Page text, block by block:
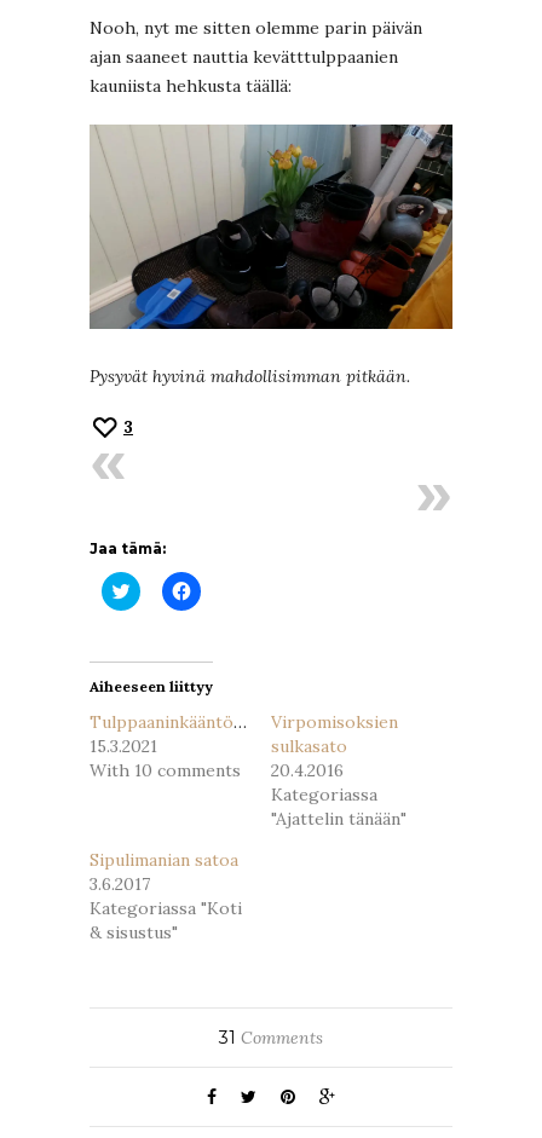
Nooh, nyt me sitten olemme parin päivän
ajan saaneet nauttia kevätttulppaanien
kauniista hehkusta täällä:
Pysyvät hyvinä mahdollisimman pitkään.
3
Jaa tämä:
Jaa
Twitterissä(Avautuu
Jaa
Facebookissa(Avautuu
Aiheeseen liittyy
Tulppaaninkääntötemppu
15.3.2021
With 10 comments
Virpomisoksien
sulkasato
20.4.2016
Kategoriassa
"Ajattelin tänään"
Sipulimanian satoa
3.6.2017
Kategoriassa "Koti
& sisustus"
31 Comments